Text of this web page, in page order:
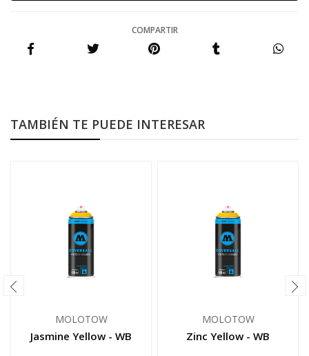
COMPARTIR
TAMBIÉN TE PUEDE INTERESAR
MOLOTOW
Jasmine Yellow - WB
MOLOTOW
Zinc Yellow - WB